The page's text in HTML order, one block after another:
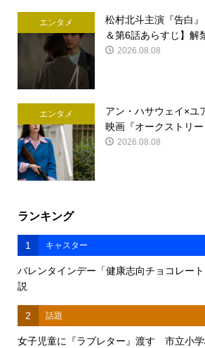
エンタメ
松村北斗主演『告白
＆第6話あらすじ】
2026.08.08
エンタメ
アン・ハサウェイ×
映画『オークストリ
2026.08.08
ランキング
1 キャスター
バレンタインデー「健康志向チョコレー
説
2 話題
女子児童に『ラブレター』渡す 市立小